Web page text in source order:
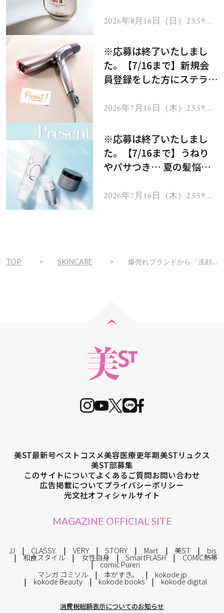
2026年8月16日（日）23:59ま
※応募は終了いたしまし
た。【7/16まで】新規会
員登録をした方にステラボ
ヘアドライヤー ジュエル
2026年7月16日（木）23:59ま
※応募は終了いたしまし
た。【7/16まで】うねり
やパサつき… 夏の髪悩み
ムを13名様にプレゼン
2026年7月16日（木）23:59ま
TOP SKINCARE 爆売れブランドから「洗顔料」が新発売…毛穴がスッキリ【コスメデコルテ】
美ST最新号ベストコスメ美容医療更年期美STリュクス
美ST部募集
このサイトについてよくあるご質問お問い合わせ
広告掲載についてプライバシーポリシー
光文社オフィシャルサイト
MAGAZINE OFFICIAL SITE
JJ CLASSY. VERY STORY Mart 美ST bis
和食スタイル 女性自身 SmartFLASH COMIC熱帯
comic Pureri
マンガ コミソル
本がすき。 kokode.jp
kokode Beauty kokode books kokode digital
消費税総額表示についてのお知らせ